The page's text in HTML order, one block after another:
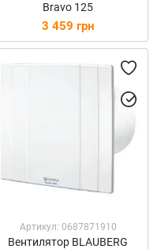
Bravo 125
3 459 грн
Артикул: 0687871910
Вентилятор BLAUBERG